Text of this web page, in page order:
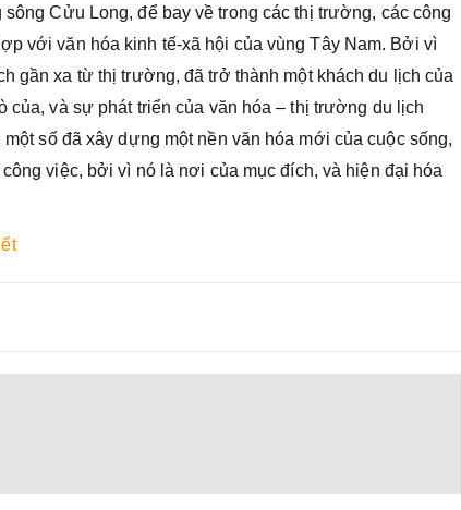
Cửu Long, để bay về trong các thị trường, các công
với văn hóa kinh tế-xã hội của vùng Tây Nam. Bởi vì
gần xa từ thị trường, đã trở thành một khách du lịch của
và sự phát triển của văn hóa – thị trường du lịch
số đã xây dựng một nền văn hóa mới của cuộc sống,
việc, bởi vì nó là nơi của mục đích, và hiện đại hóa